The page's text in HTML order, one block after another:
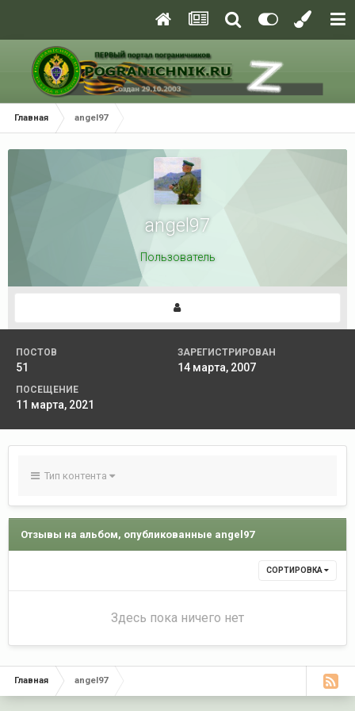
Главная angel97
angel97
Пользователь
ПОСТОВ
51
ЗАРЕГИСТРИРОВАН
14 марта, 2007
ПОСЕЩЕНИЕ
11 марта, 2021
Тип контента
Отзывы на альбом, опубликованные angel97
СОРТИРОВКА
Здесь пока ничего нет
Главная angel97